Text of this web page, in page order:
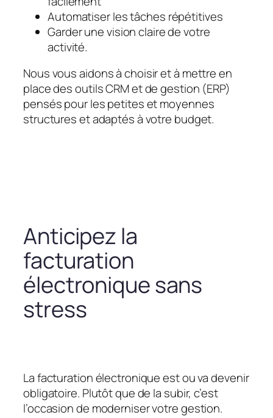
Automatiser les tâches répétitives
Garder une vision claire de votre
activité.
Nous vous aidons à choisir et à mettre en
place des outils CRM et de gestion (ERP)
pensés pour les petites et moyennes
structures et adaptés à votre budget.
Anticipez la
facturation
électronique sans
stress
La facturation électronique est ou va devenir
obligatoire. Plutôt que de la subir, c’est
l’occasion de moderniser votre gestion.